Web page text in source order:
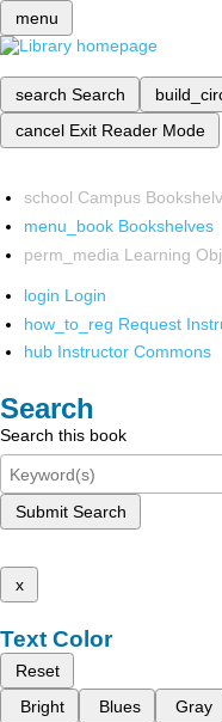
menu
search Search
cancel Exit Reader Mode
school Campus
menu_book Bookshelves
perm_media Learning
login Login
how_to_reg Request
hub Instructor Commons
Search
Search this book
Submit Search
x
Text Color
Reset
Bright
Blues Gray